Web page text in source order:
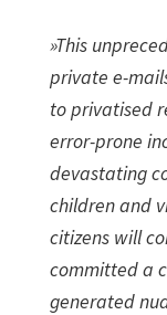
»This
private e-
to privatised
error-prone
devastating
children and
citizens will
committed a
generated